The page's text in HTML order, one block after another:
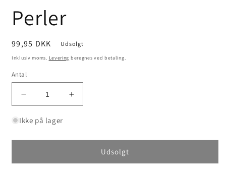
Perler
Normalpris
99,95 DKK Udsolgt
Inklusiv moms. Levering beregnes ved betaling.
Antal
Reducer
antallet
for
Hårbøjle
Hvide
Øg
antallet
Hårbøjle
Hvide
Ikke på lager
Udsolgt